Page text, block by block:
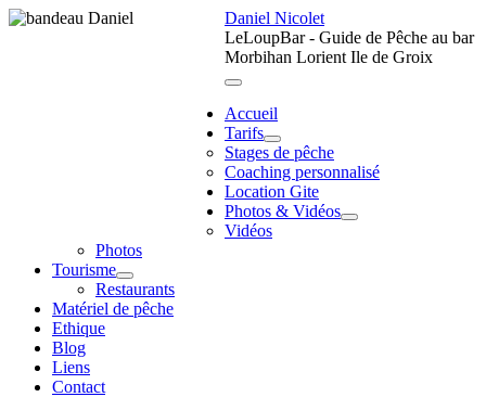
Daniel Nicolet
LeLoupBar - Guide de Pêche au bar
Morbihan Lorient Ile de Groix
Accueil
Tarifs
Stages de pêche
Coaching personnalisé
Location Gite
Photos & Vidéos
Vidéos
Photos
Tourisme
Restaurants
Matériel de pêche
Ethique
Blog
Liens
Contact